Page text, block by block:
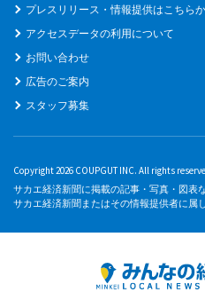
プレスリリース・情報提供はこちら
アクセスデータの利用について
お問い合わせ
広告のご案内
スタッフ募集
Copyright 2026 COUPGUT INC. All rights
サカエ経済新聞に掲載の記事・写真・図表
サカエ経済新聞またはその情報提供者に属し